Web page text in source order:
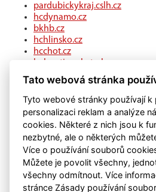
pardubickykraj.cslh.cz
hcdynamo.cz
bkhb.cz
hchlinsko.cz
hcchot.cz
kohouti-ceskatrebova.cz
hcledec.cz
hclitomysl.cz
hcskutec.cz
hcslovan.com
hcchocen.cz
hcpolicka.com
hcsvetlans.cz
eSports.cz
klubweb.cz
onlajny.com
Tato webová stránka
Tyto webové stránky používají k
personalizaci reklam a analýze
cookies. Některé z nich jsou k
nezbytné, ale o některých
Více o používání souborů
Můžete je povolit všechny,
všechny odmítnout. Více
stránce Zásady používání